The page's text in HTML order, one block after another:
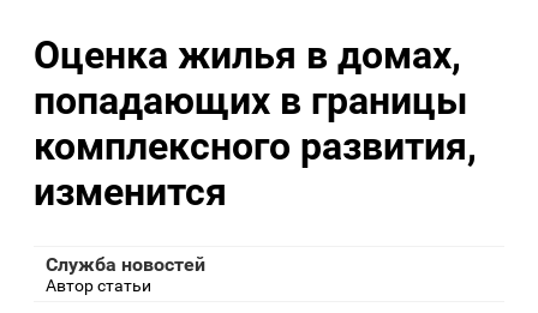
Оценка жилья в домах,
попадающих в границы
комплексного развития,
изменится
Служба новостей
Автор статьи